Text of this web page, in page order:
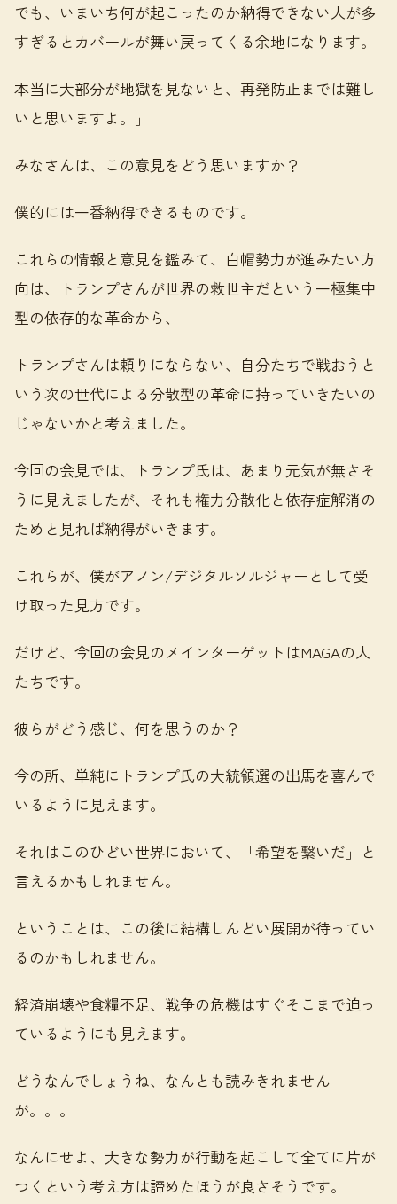
でも、いまいち何が起こったのか納得できない人が多
すぎるとカバールが舞い戻ってくる余地になります。
本当に大部分が地獄を見ないと、再発防止までは難し
いと思いますよ。」
みなさんは、この意見をどう思いますか？
僕的には一番納得できるものです。
これらの情報と意見を鑑みて、白帽勢力が進みたい方
向は、トランプさんが世界の救世主だという一極集中
型の依存的な革命から、
トランプさんは頼りにならない、自分たちで戦おうと
いう次の世代による分散型の革命に持っていきたいの
じゃないかと考えました。
今回の会見では、トランプ氏は、あまり元気が無さそ
うに見えましたが、それも権力分散化と依存症解消の
ためと見れば納得がいきます。
これらが、僕がアノン/デジタルソルジャーとして受
け取った見方です。
だけど、今回の会見のメインターゲットはMAGAの人
たちです。
彼らがどう感じ、何を思うのか？
今の所、単純にトランプ氏の大統領選の出馬を喜んで
いるように見えます。
それはこのひどい世界において、「希望を繋いだ」と
言えるかもしれません。
ということは、この後に結構しんどい展開が待ってい
るのかもしれません。
経済崩壊や食糧不足、戦争の危機はすぐそこまで迫っ
ているようにも見えます。
どうなんでしょうね、なんとも読みきれません
が。。。
なんにせよ、大きな勢力が行動を起こして全てに片が
つくという考え方は諦めたほうが良さそうです。